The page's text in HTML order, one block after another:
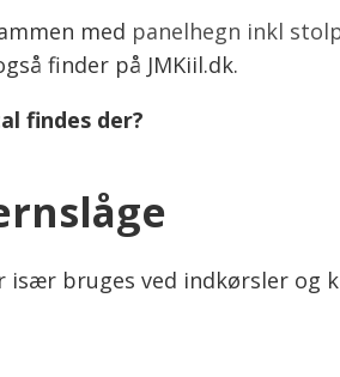
med panelhegn inkl
finder på JMKiil.dk.
findes der?
bruges ved indkørsler og